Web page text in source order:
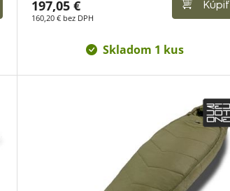
197,05 €
160,20 € bez DPH
Kúpiť
Skladom 1 kus